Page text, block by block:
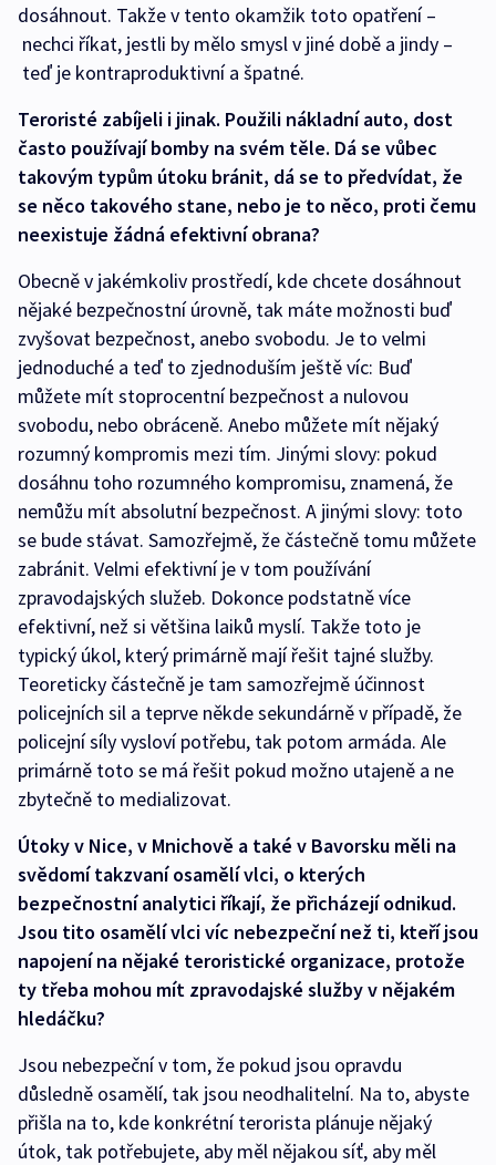
dosáhnout. Takže v tento okamžik toto opatření –
nechci říkat, jestli by mělo smysl v jiné době a jindy –
teď je kontraproduktivní a špatné.
Teroristé zabíjeli i jinak. Použili nákladní auto, dost
často používají bomby na svém těle. Dá se vůbec
takovým typům útoku bránit, dá se to předvídat, že
se něco takového stane, nebo je to něco, proti čemu
neexistuje žádná efektivní obrana?
Obecně v jakémkoliv prostředí, kde chcete dosáhnout
nějaké bezpečnostní úrovně, tak máte možnosti buď
zvyšovat bezpečnost, anebo svobodu. Je to velmi
jednoduché a teď to zjednoduším ještě víc: Buď
můžete mít stoprocentní bezpečnost a nulovou
svobodu, nebo obráceně. Anebo můžete mít nějaký
rozumný kompromis mezi tím. Jinými slovy: pokud
dosáhnu toho rozumného kompromisu, znamená, že
nemůžu mít absolutní bezpečnost. A jinými slovy: toto
se bude stávat. Samozřejmě, že částečně tomu můžete
zabránit. Velmi efektivní je v tom používání
zpravodajských služeb. Dokonce podstatně více
efektivní, než si většina laiků myslí. Takže toto je
typický úkol, který primárně mají řešit tajné služby.
Teoreticky částečně je tam samozřejmě účinnost
policejních sil a teprve někde sekundárně v případě, že
policejní síly vysloví potřebu, tak potom armáda. Ale
primárně toto se má řešit pokud možno utajeně a ne
zbytečně to medializovat.
Útoky v Nice, v Mnichově a také v Bavorsku měli na
svědomí takzvaní osamělí vlci, o kterých
bezpečnostní analytici říkají, že přicházejí odnikud.
Jsou tito osamělí vlci víc nebezpeční než ti, kteří jsou
napojení na nějaké teroristické organizace, protože
ty třeba mohou mít zpravodajské služby v nějakém
hledáčku?
Jsou nebezpeční v tom, že pokud jsou opravdu
důsledně osamělí, tak jsou neodhalitelní. Na to, abyste
přišla na to, kde konkrétní terorista plánuje nějaký
útok, tak potřebujete, aby měl nějakou síť, aby měl